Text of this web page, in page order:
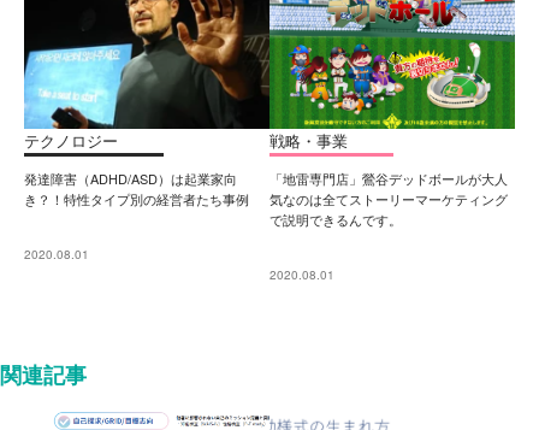
テクノロジー
発達障害（ADHD/ASD）は起業家向
き？！特性タイプ別の経営者たち事例
2020.08.01
戦略・事業
「地雷専門店」鶯谷デッドボールが大人
気なのは全てストーリーマーケティング
で説明できるんです。
2020.08.01
関連記事